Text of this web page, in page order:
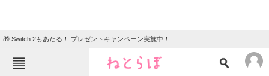
🎁 Switch 2もあたる！ プレゼントキャンペーン実施中！